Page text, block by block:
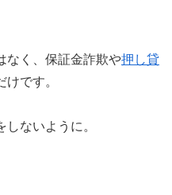
なく、保証金詐欺や押し貸
です。
ないように。